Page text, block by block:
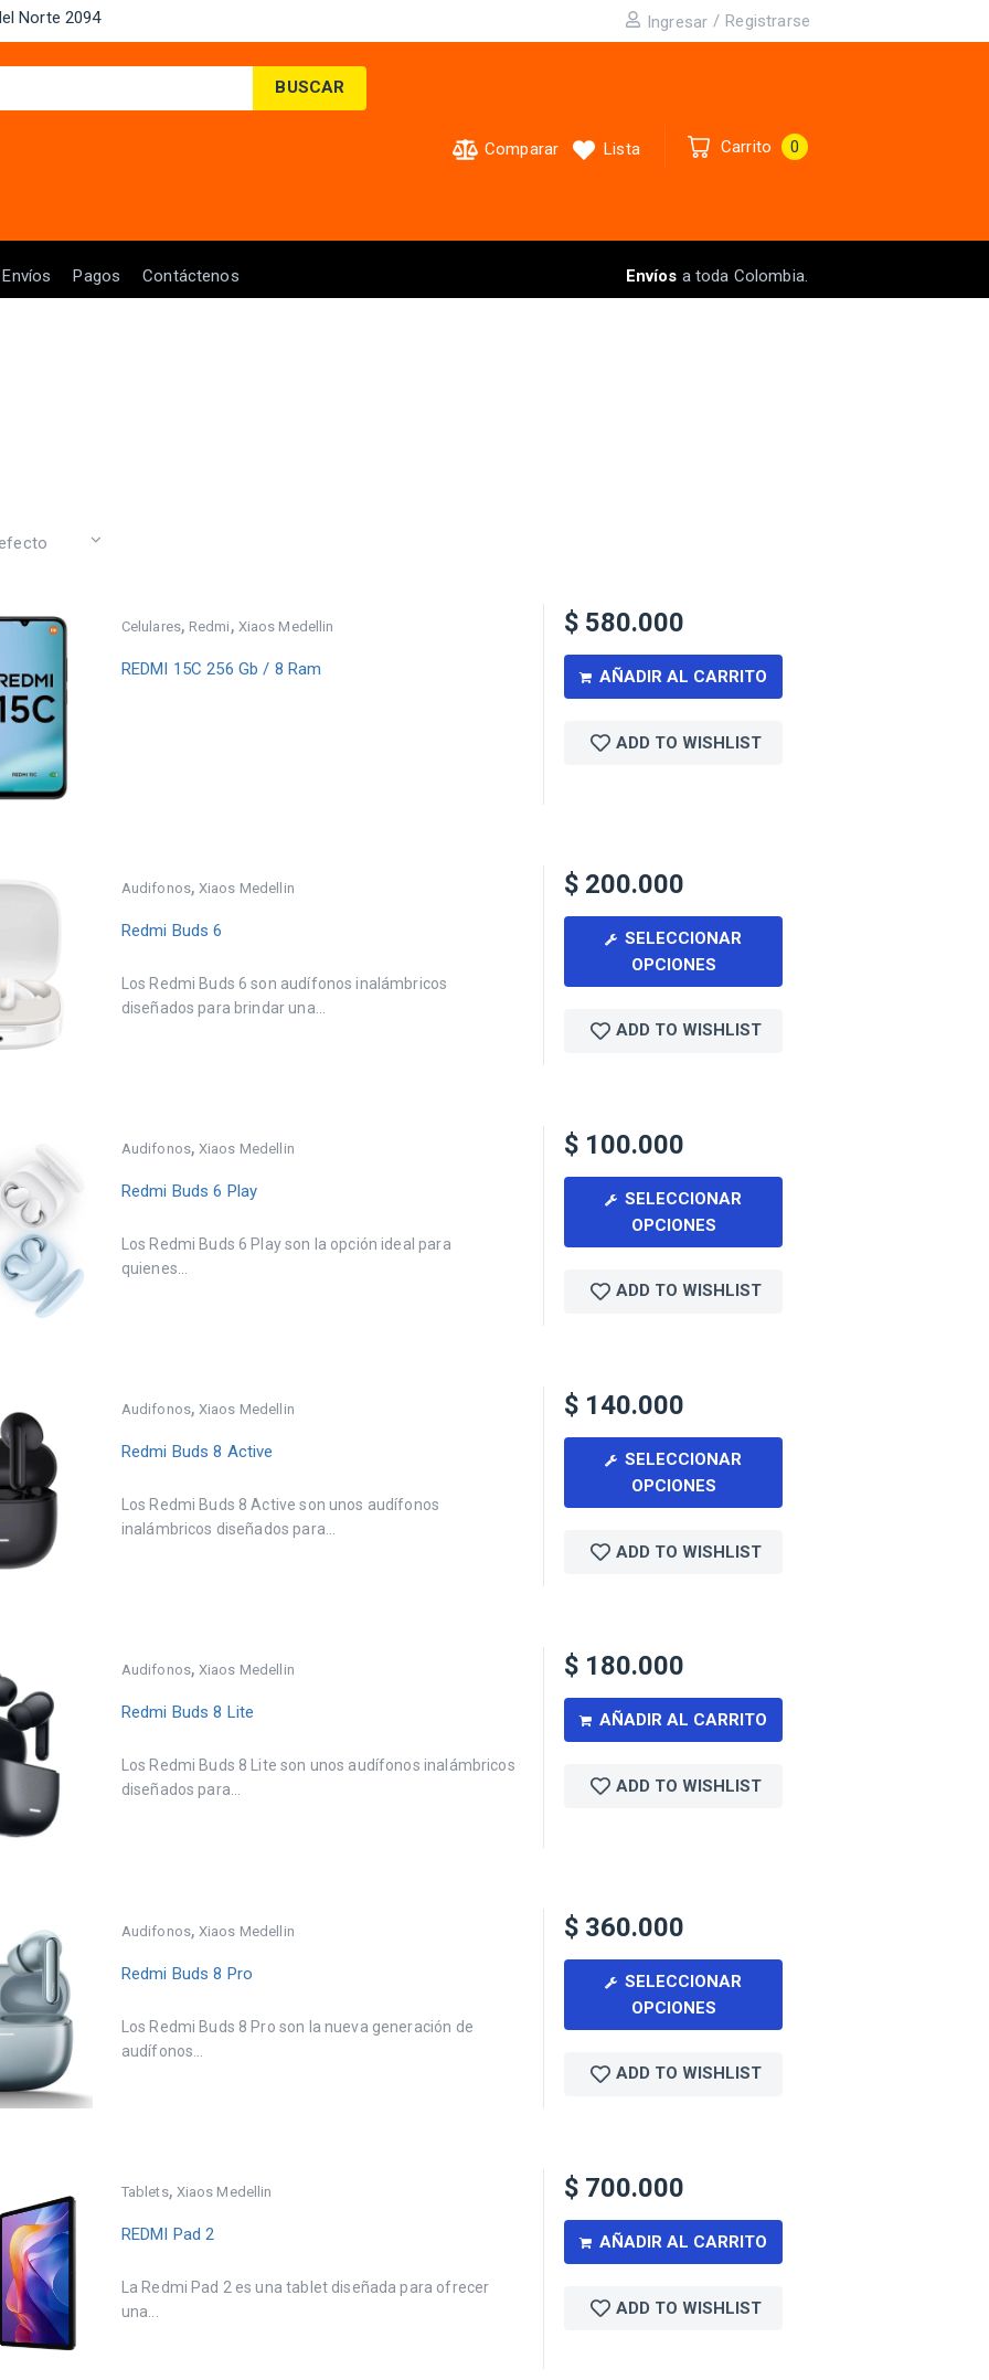
Norte 2094 Ingresar / Registrarse
BUSCAR
Comparar Lista Carrito 0
Envíos Pagos Contáctenos Envíos a toda Colombia.
Celulares, Redmi , Xiaos Medellin
REDMI 15C 256 Gb / 8 Ram
$ 580.000
AÑADIR AL CARRITO
ADD TO WISHLIST
Audifonos, Xiaos Medellin
Redmi Buds 6
Los Redmi Buds 6 son audífonos inalámbricos
diseñados para brindar una...
$ 200.000
SELECCIONAR
OPCIONES
ADD TO WISHLIST
Audifonos, Xiaos Medellin
Redmi Buds 6 Play
Los Redmi Buds 6 Play son la opción ideal para
quienes...
$ 100.000
SELECCIONAR
OPCIONES
ADD TO WISHLIST
Audifonos, Xiaos Medellin
Redmi Buds 8 Active
Los Redmi Buds 8 Active son unos audífonos
inalámbricos diseñados para...
$ 140.000
SELECCIONAR
OPCIONES
ADD TO WISHLIST
Audifonos, Xiaos Medellin
Redmi Buds 8 Lite
Los Redmi Buds 8 Lite son unos audífonos inalámbricos
diseñados para...
$ 180.000
AÑADIR AL CARRITO
ADD TO WISHLIST
Audifonos, Xiaos Medellin
Redmi Buds 8 Pro
Los Redmi Buds 8 Pro son la nueva generación de
audífonos...
$ 360.000
SELECCIONAR
OPCIONES
ADD TO WISHLIST
Tablets, Xiaos Medellin
REDMI Pad 2
La Redmi Pad 2 es una tablet diseñada para ofrecer
una...
$ 700.000
AÑADIR AL CARRITO
ADD TO WISHLIST